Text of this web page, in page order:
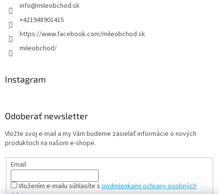
info@mileobchod.sk
+421948901415
https://www.facebook.com/mileobchod.sk
mileobchod/
Instagram
Odoberať newsletter
Vložte svoj e-mail a my Vám budeme zasielať informácie o nových
produktoch na našom e-shope.
Email
Vložením e-mailu súhlasíte s podmienkami ochrany osobných